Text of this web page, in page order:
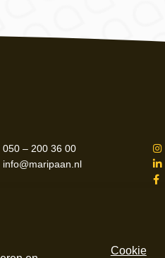
050 – 200 36 00
info@maripaan.nl
Cookie